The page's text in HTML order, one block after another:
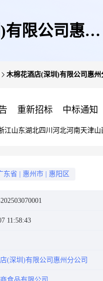
限公司惠州
果公告
木棉花酒店(深圳)有限公司惠
重新招标 中标通知
江山东湖北四川 河北河南天津山
东省 惠州市 惠阳区
11:58:43
(深圳)有限公司惠州分公司